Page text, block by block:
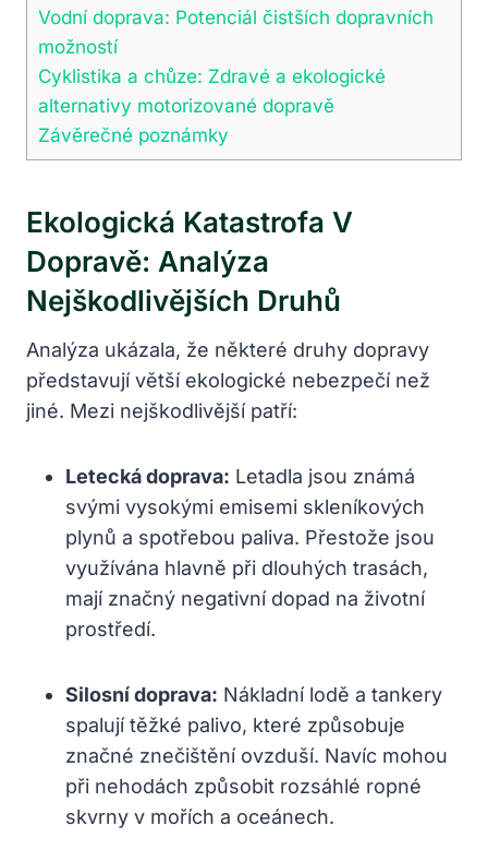
Vodní doprava: Potenciál čistších dopravních
možností
Cyklistika a chůze: Zdravé a ekologické
alternativy motorizované dopravě
Závěrečné poznámky
Ekologická Katastrofa V
Dopravě: Analýza
Nejškodlivějších Druhů
Analýza ukázala, že některé druhy dopravy
představují větší ekologické nebezpečí než
jiné. Mezi nejškodlivější patří:
Letecká doprava: Letadla jsou známá
svými vysokými emisemi skleníkových
plynů a spotřebou paliva. Přestože jsou
využívána hlavně při dlouhých trasách,
mají značný negativní dopad na životní
prostředí.
Silosní doprava: Nákladní lodě a tankery
spalují těžké palivo, které způsobuje
značné znečištění ovzduší. Navíc mohou
při nehodách způsobit rozsáhlé ropné
skvrny v mořích a oceánech.